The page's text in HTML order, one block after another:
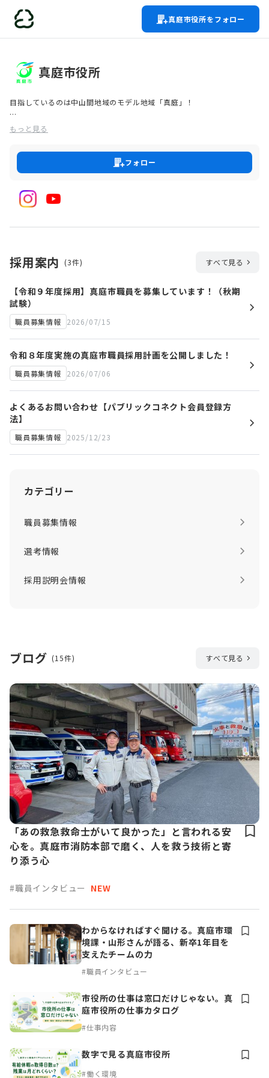
真庭市役所をフォロー
真庭市役所
目指しているのは中山間地域のモデル地域「真庭」！
真庭市は岡山県の北部に位置し、鳥取県境に接する人口5万人弱のまち
「安心安全」そして「持続可能性」をキーワードに、全国に先駆けて木
質バイオマス発電や生ごみの液肥化を核とした資源循環型の生活基盤の
また、多様性を受け入れ、住む人が、いつまでも住み続けたいと思える
もっと見る
フォロー
採用案内 (3件) すべて見る
カテゴリー
職員募集情報
選考情報
採用説明会情報
【令和９年度採用】真庭市職員を募集しています！（秋期
試験）
職員募集情報 2026/07/15
令和８年度実施の真庭市職員採用計画を公開しました！
職員募集情報 2026/07/06
よくあるお問い合わせ【パブリックコネクト会員登録方
法】
職員募集情報 2025/12/23
ブログ (15件) すべて見る
「あの救急救命士がいて良かった」と言われる安
心を。真庭市消防本部で磨く、人を救う技術と寄
り添う心
#職員インタビュー NEW
わからなければすぐ聞ける。真庭市環
境課・山形さんが語る、新卒1年目を
支えたチームの力
#職員インタビュー
市役所の仕事は窓口だけじゃない。真
庭市役所の仕事カタログ
#仕事内容
数字で見る真庭市役所
#働く環境